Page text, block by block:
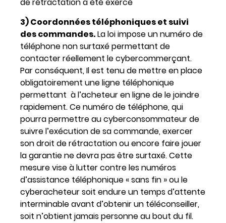
de rétractation a été exercé
3) Coordonnées téléphoniques et suivi
des commandes.La loi impose un numéro de
téléphone non surtaxé permettant de
contacter réellement le cybercommerçant.
Par conséquent, Il est tenu de mettre en place
obligatoirement une ligne téléphonique
permettant à l’acheteur en ligne de le joindre
rapidement. Ce numéro de téléphone, qui
pourra permettre au cyberconsommateur de
suivre l’exécution de sa commande, exercer
son droit de rétractation ou encore faire jouer
la garantie ne devra pas être surtaxé. Cette
mesure vise à lutter contre les numéros
d’assistance téléphonique « sans fin » ou le
cyberacheteur soit endure un temps d’attente
interminable avant d’obtenir un téléconseiller,
soit n’obtient jamais personne au bout du fil.